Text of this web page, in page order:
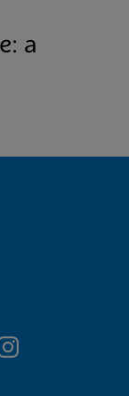
a